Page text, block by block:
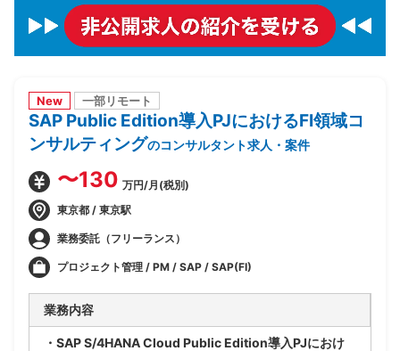
New 一部リモート
SAP Public Edition導入PJにおけるFI領域コ
ンサルティングのコンサルタント求人・案件
〜130 万円/月(税別)
東京都 / 東京駅
業務委託（フリーランス）
プロジェクト管理 / PM / SAP / SAP(FI)
業務内容
・SAP S/4HANA Cloud Public Edition導入PJにおけ